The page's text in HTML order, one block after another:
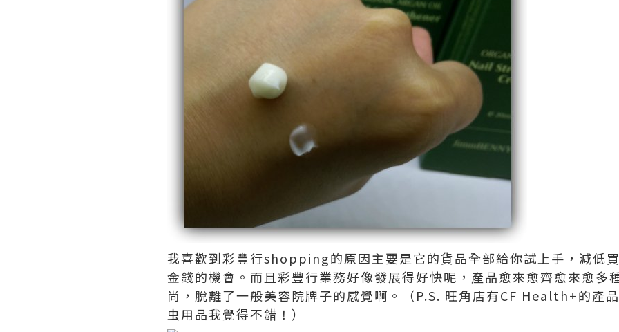
我喜歡到彩豐行shopping的原因主要是它的貨品全部給你試上手，減低
金錢的機會。而且彩豐行業務好像發展得好快呢，產品愈來愈齊愈來愈多
尚，脫離了一般美容院牌子的感覺啊。（P.S. 旺角店有CF Health+的產
虫用品我覺得不錯！）